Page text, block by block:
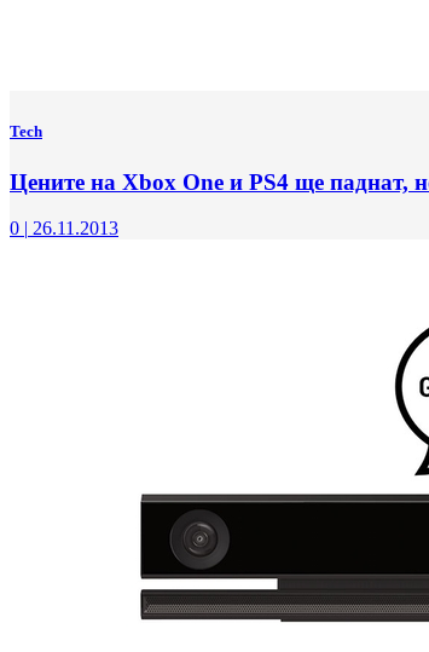
Tech
Цените на Xbox One и PS4 ще паднат,
0 | 26.11.2013